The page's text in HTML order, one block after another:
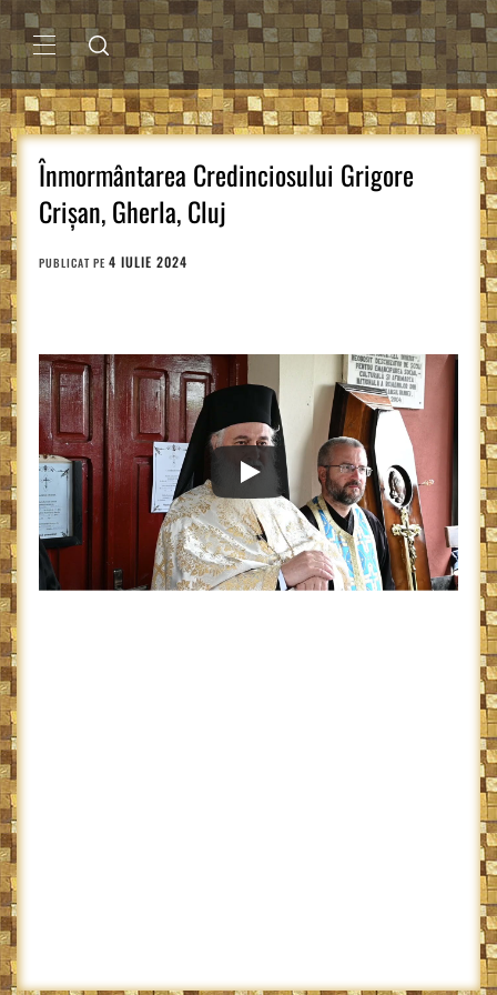
Sari
la
conținutMENIU
PRINCIPAL
Înmormântarea Credinciosului Grigore
Crișan, Gherla, Cluj
PUBLICAT PE 4 IULIE 2024